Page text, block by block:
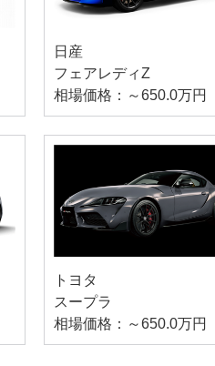
日産
フェアレディZ
相場価格：～650.0万円
トヨタ
スープラ
相場価格：～650.0万円